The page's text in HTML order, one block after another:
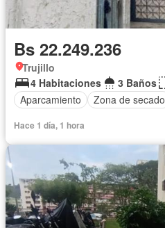
Bs 22.249.236
Trujillo
4 Habitaciones
3 Baños
Aparcamiento
Zona de secado
Hace 1 día, 1 hora